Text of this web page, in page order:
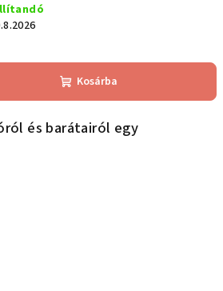
Kosárba
és barátairól egy